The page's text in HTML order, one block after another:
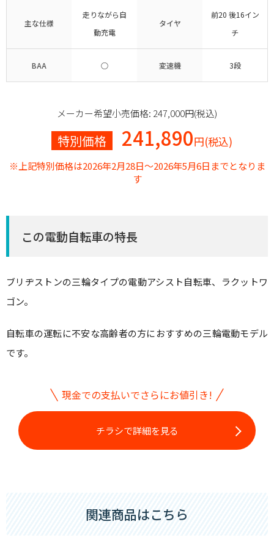
主な仕様
走りながら自
動充電
タイヤ
前20 後16イン
チ
BAA ○ 変速機 3段
メーカー希望小売価格: 247,000円(税込)
特別価格 241,890円(税込)
※上記特別価格は2026年2月28日〜2026年5月6日までとなりま
す
この電動自転車の特長
ブリヂストンの三輪タイプの電動アシスト自転車、ラクットワ
ゴン。
自転車の運転に不安な高齢者の方におすすめの三輪電動モデル
です。
現金での支払いでさらにお値引き!
チラシで詳細を見る
関連商品はこちら